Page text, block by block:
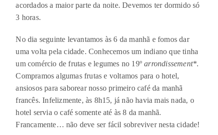
acordados a maior parte da noite. Devemos ter dormido só
3 horas.
No dia seguinte levantamos às 6 da manhã e fomos dar
uma volta pela cidade. Conhecemos um indiano que tinha
um comércio de frutas e legumes no 19ºarrondissement*.
Compramos algumas frutas e voltamos para o hotel,
ansiosos para saborear nosso primeiro café da manhã
francês. Infelizmente, às 8h15, já não havia mais nada, o
hotel servia o café somente até às 8 da manhã.
Francamente… não deve ser fácil sobreviver nesta cidade!